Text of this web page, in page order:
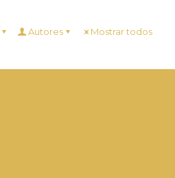
Autores Mostrar todos